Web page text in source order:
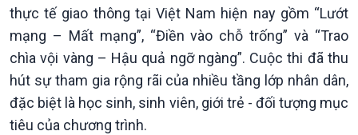
thực tế giao thông tại Việt Nam hiện nay gồm “Lướt
mạng – Mất mạng”, “Điền vào chỗ trống” và “Trao
chìa vội vàng – Hậu quả ngỡ ngàng”. Cuộc thi đã thu
hút sự tham gia rộng rãi của nhiều tầng lớp nhân dân,
đặc biệt là học sinh, sinh viên, giới trẻ - đối tượng mục
tiêu của chương trình.